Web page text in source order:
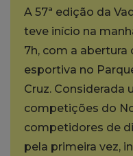
A 57ª edição da
teve início na
7h, com a
esportiva no
Cruz. Considerada
competições do
competidores de
pela primeira vez,